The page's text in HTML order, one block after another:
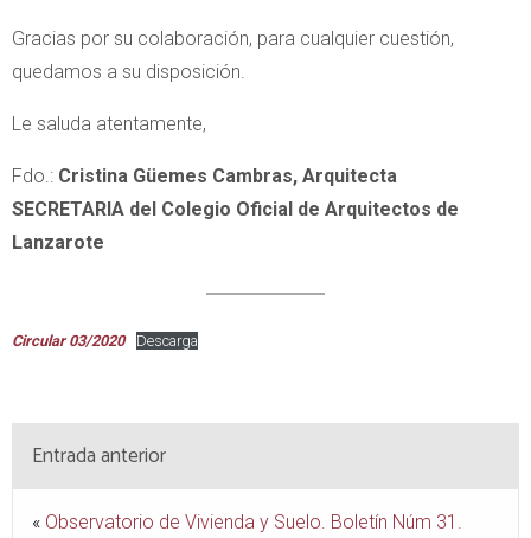
Gracias por su colaboración, para cualquier cuestión,
quedamos a su disposición.
Le saluda atentamente,
Fdo.: Cristina Güemes Cambras, Arquitecta
SECRETARIA del Colegio Oficial de Arquitectos de
Lanzarote
Circular 03/2020 Descarga
Entrada anterior
« Observatorio de Vivienda y Suelo. Boletín Núm 31.